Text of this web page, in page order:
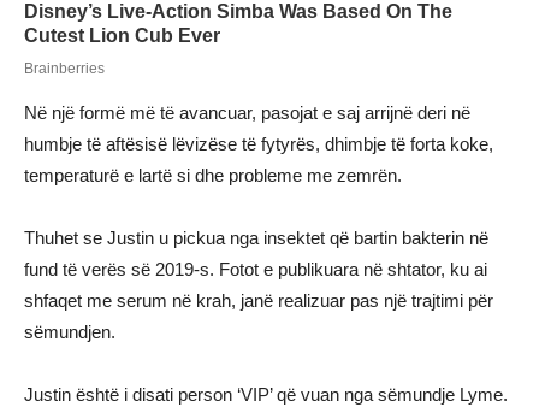
Në një formë më të avancuar, pasojat e saj arrijnë deri në
humbje të aftësisë lëvizëse të fytyrës, dhimbje të forta koke,
temperaturë e lartë si dhe probleme me zemrën.
Thuhet se Justin u pickua nga insektet që bartin bakterin në
fund të verës së 2019-s. Fotot e publikuara në shtator, ku ai
shfaqet me serum në krah, janë realizuar pas një trajtimi për
sëmundjen.
Justin është i disati person ‘VIP’ që vuan nga sëmundje Lyme.